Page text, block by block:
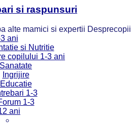
si raspunsuri
alte mamici si expertii Desprecopii
ani
si Nutritie
copilului 1-3 ani
Sanatate
Ingrijire
Educatie
1-3
1-3
ani